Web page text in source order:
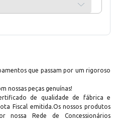
que passam por um rigoroso
nossas peças genuínas!
de qualidade de fábrica e
Fiscal emitida.Os nossos produtos
nossa Rede de Concessionários